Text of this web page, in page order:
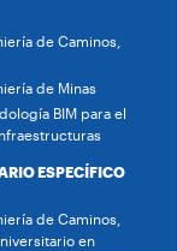
de Caminos,
de Minas
BIM para el
ESPECÍFICO
de Caminos,
en